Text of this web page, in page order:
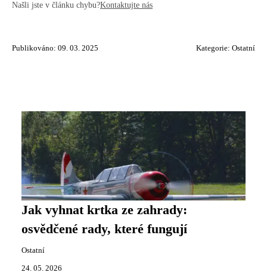
Našli jste v článku chybu?Kontaktujte nás
Publikováno: 09. 03. 2025 Kategorie: Ostatní
Jak vyhnat krtka ze zahrady:
osvědčené rady, které fungují
Ostatní
24. 05. 2026